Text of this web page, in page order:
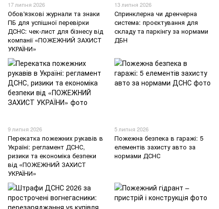
17 липня 2026
Обов'язкові журнали та знаки
ПБ для успішної перевірки
ДСНС: чек-лист для бізнесу від
компанії «ПОЖЕЖНИЙ ЗАХИСТ
УКРАЇНИ»
13 липня 2026
Спринклерна чи дренчерна
система: проєктування для
складу та паркінгу за нормами
ДБН
9 липня 2026
Перекатка пожежних рукавів в
Україні: регламент ДСНС,
ризики та економіка безпеки
від «ПОЖЕЖНИЙ ЗАХИСТ
УКРАЇНИ»
5 липня 2026
Пожежна безпека в гаражі: 5
елементів захисту авто за
нормами ДСНС